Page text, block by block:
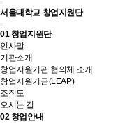
서울대학교 창업지원단
01창업지원단
인사말
기관소개
창업지원기관 협의체 소개
창업지원기금(LEAP)
조직도
오시는 길
02창업안내